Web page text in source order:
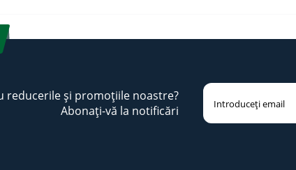
reducerile și promoțiile noastre?
Abonați-vă la notificări